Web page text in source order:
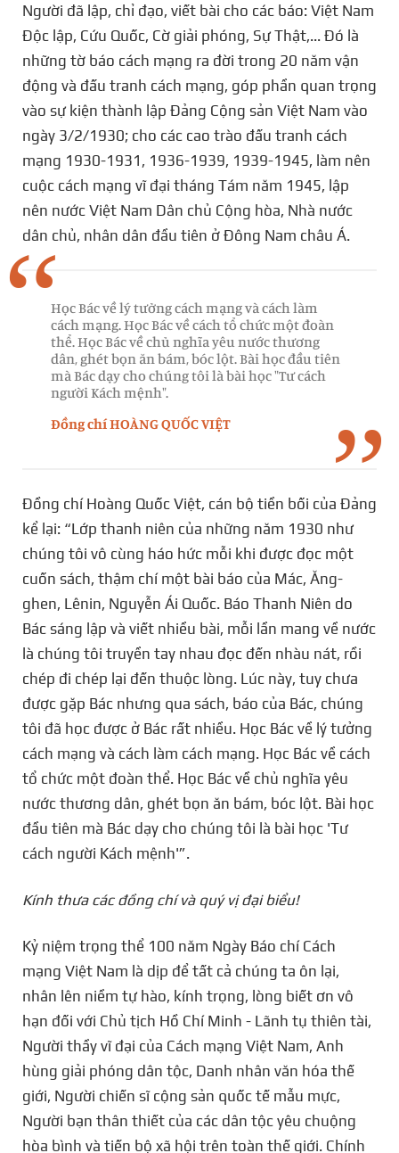
Người đã lập, chỉ đạo, viết bài cho các báo: Việt Nam
Độc lập, Cứu Quốc, Cờ giải phóng, Sự Thật,... Đó là
những tờ báo cách mạng ra đời trong 20 năm vận
động và đấu tranh cách mạng, góp phần quan trọng
vào sự kiện thành lập Đảng Cộng sản Việt Nam vào
ngày 3/2/1930; cho các cao trào đấu tranh cách
mạng 1930-1931, 1936-1939, 1939-1945, làm nên
cuộc cách mạng vĩ đại tháng Tám năm 1945, lập
nên nước Việt Nam Dân chủ Cộng hòa, Nhà nước
dân chủ, nhân dân đầu tiên ở Đông Nam châu Á.
HọcBácvề lýtưởngcách mạngvà cách làm
cách mạng.HọcBácvề cách tổ chứcmộtđoàn
thể.HọcBácvề chủ nghĩa yêu nướcthương
dân, ghétbọn ăn bám,bóclột.Bài họcđầu tiên
mà Bácdạycho chúngtôi là bài học"Tưcách
người Kách mệnh".
Đồng chí HOÀNG QUỐC VIỆT
Đồng chí Hoàng Quốc Việt, cán bộ tiền bối của Đảng
kể lại: “Lớp thanh niên của những năm 1930 như
chúng tôi vô cùng háo hức mỗi khi được đọc một
cuốn sách, thậm chí một bài báo của Mác, Ăng-
ghen, Lênin, Nguyễn Ái Quốc. Báo Thanh Niên do
Bác sáng lập và viết nhiều bài, mỗi lần mang về nước
là chúng tôi truyền tay nhau đọc đến nhàu nát, rồi
chép đi chép lại đến thuộc lòng. Lúc này, tuy chưa
được gặp Bác nhưng qua sách, báo của Bác, chúng
tôi đã học được ở Bác rất nhiều. Học Bác về lý tưởng
cách mạng và cách làm cách mạng. Học Bác về cách
tổ chức một đoàn thể. Học Bác về chủ nghĩa yêu
nước thương dân, ghét bọn ăn bám, bóc lột. Bài học
đầu tiên mà Bác dạy cho chúng tôi là bài học 'Tư
cách người Kách mệnh'”.
Kính thưa các đồng chí và quý vị đại biểu!
Kỷ niệm trọng thể 100 năm Ngày Báo chí Cách
mạng Việt Nam là dịp để tất cả chúng ta ôn lại,
nhân lên niềm tự hào, kính trọng, lòng biết ơn vô
hạn đối với Chủ tịch Hồ Chí Minh - Lãnh tụ thiên tài,
Người thầy vĩ đại của Cách mạng Việt Nam, Anh
hùng giải phóng dân tộc, Danh nhân văn hóa thế
giới, Người chiến sĩ cộng sản quốc tế mẫu mực,
Người bạn thân thiết của các dân tộc yêu chuộng
hòa bình và tiến bộ xã hội trên toàn thế giới. Chính